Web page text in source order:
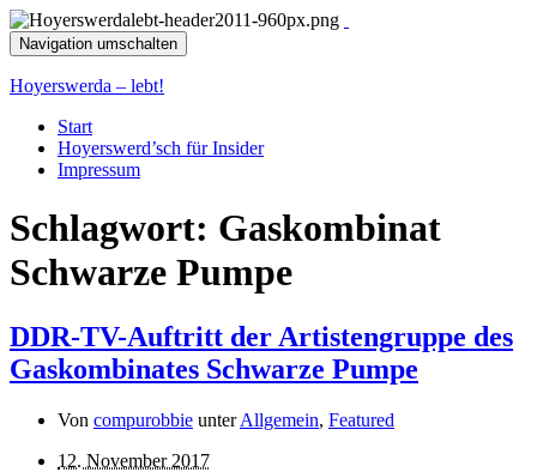
Navigation umschalten
Hoyerswerda – lebt!
Start
Hoyerswerd’sch für Insider
Impressum
Schlagwort: Gaskombinat
Schwarze Pumpe
DDR-TV-Auftritt der Artistengruppe des
Gaskombinates Schwarze Pumpe
Von compurobbie unterAllgemein, Featured
12. November 2017